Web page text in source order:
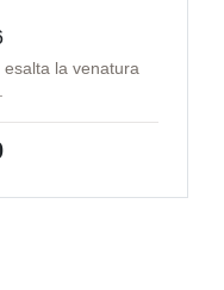
la venatura